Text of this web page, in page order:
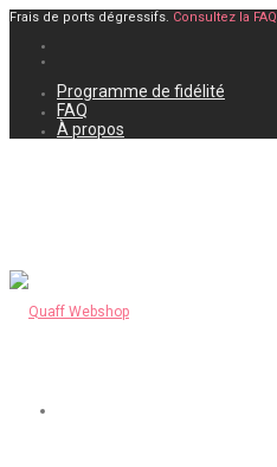
Frais de ports dégressifs. Consultez la FAQ
Programme de fidélité
FAQ
À propos